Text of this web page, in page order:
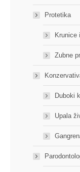
Protetika
Krunice
Zubne
Duboki
Upala